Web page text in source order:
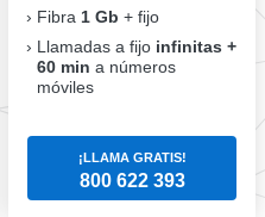
Fibra 1 Gb + fijo
Llamadas a fijo infinitas +
60 min a números
móviles
¡LLAMA GRATIS!
800 622 393